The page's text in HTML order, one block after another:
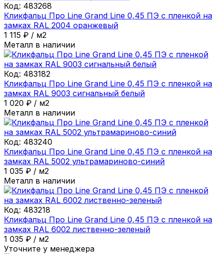
Код: 483268
Кликфальц Про Line Grand Line 0,45 ПЭ с пленкой на
замках RAL 2004 оранжевый
1 115 ₽ / м2
Металл в наличии
Код: 483182
Кликфальц Про Line Grand Line 0,45 ПЭ с пленкой на
замках RAL 9003 сигнальный белый
1 020 ₽ / м2
Металл в наличии
Код: 483240
Кликфальц Про Line Grand Line 0,45 ПЭ с пленкой на
замках RAL 5002 ультрамариново-синий
1 035 ₽ / м2
Металл в наличии
Код: 483218
Кликфальц Про Line Grand Line 0,45 ПЭ с пленкой на
замках RAL 6002 лиственно-зеленый
1 035 ₽ / м2
Уточните у менеджера